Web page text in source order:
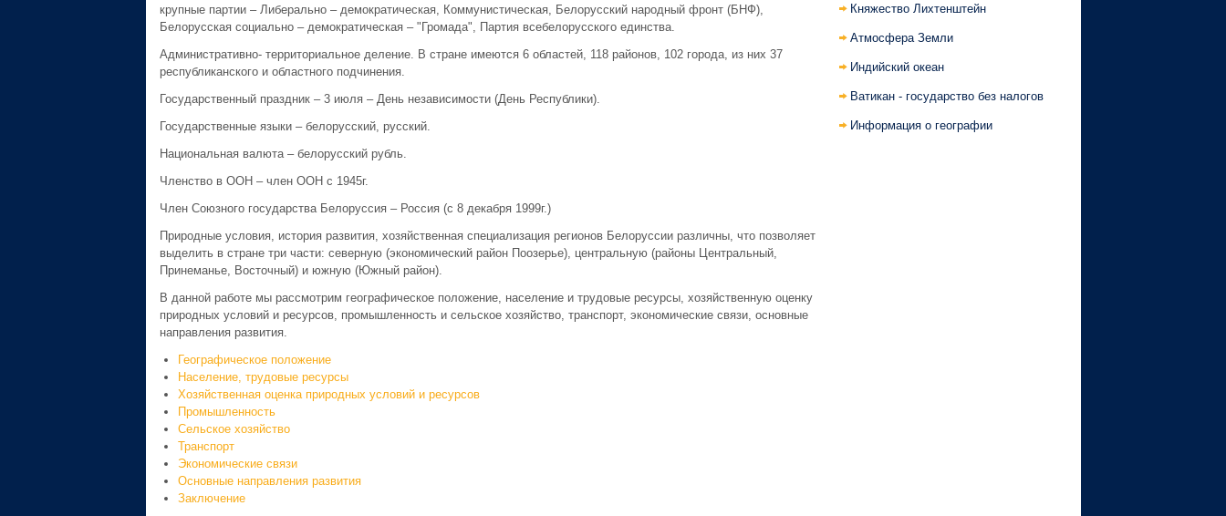
крупные партии – Либерально – демократическая, Коммунистическая, Белорусский народный фронт (БНФ),
Белорусская социально – демократическая – "Громада", Партия всебелорусского единства.
Административно- территориальное деление. В стране имеются 6 областей, 118 районов, 102 города, из них 37
республиканского и областного подчинения.
Государственный праздник – 3 июля – День независимости (День Республики).
Государственные языки – белорусский, русский.
Национальная валюта – белорусский рубль.
Членство в ООН – член ООН с 1945г.
Член Союзного государства Белоруссия – Россия (с 8 декабря 1999г.)
Природные условия, история развития, хозяйственная специализация регионов Белоруссии различны, что позволяет
выделить в стране три части: северную (экономический район Поозерье), центральную (районы Центральный,
Принеманье, Восточный) и южную (Южный район).
В данной работе мы рассмотрим географическое положение, население и трудовые ресурсы, хозяйственную оценку
природных условий и ресурсов, промышленность и сельское хозяйство, транспорт, экономические связи, основные
направления развития.
Географическое положение
Население, трудовые ресурсы
Хозяйственная оценка природных условий и ресурсов
Промышленность
Сельское хозяйство
Транспорт
Экономические связи
Основные направления развития
Заключение
Княжество Лихтенштейн
Атмосфера Земли
Индийский океан
Ватикан - государство без налогов
Информация о географии